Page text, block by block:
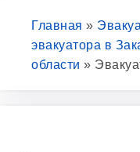
Главная »
эвакуатора в
области »